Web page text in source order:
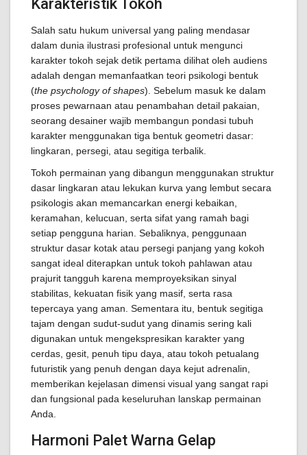
Karakteristik Tokoh
Salah satu hukum universal yang paling mendasar
dalam dunia ilustrasi profesional untuk mengunci
karakter tokoh sejak detik pertama dilihat oleh audiens
adalah dengan memanfaatkan teori psikologi bentuk
(the psychology of shapes). Sebelum masuk ke dalam
proses pewarnaan atau penambahan detail pakaian,
seorang desainer wajib membangun pondasi tubuh
karakter menggunakan tiga bentuk geometri dasar:
lingkaran, persegi, atau segitiga terbalik.
Tokoh permainan yang dibangun menggunakan struktur
dasar lingkaran atau lekukan kurva yang lembut secara
psikologis akan memancarkan energi kebaikan,
keramahan, kelucuan, serta sifat yang ramah bagi
setiap pengguna harian. Sebaliknya, penggunaan
struktur dasar kotak atau persegi panjang yang kokoh
sangat ideal diterapkan untuk tokoh pahlawan atau
prajurit tangguh karena memproyeksikan sinyal
stabilitas, kekuatan fisik yang masif, serta rasa
tepercaya yang aman. Sementara itu, bentuk segitiga
tajam dengan sudut-sudut yang dinamis sering kali
digunakan untuk mengekspresikan karakter yang
cerdas, gesit, penuh tipu daya, atau tokoh petualang
futuristik yang penuh dengan daya kejut adrenalin,
memberikan kejelasan dimensi visual yang sangat rapi
dan fungsional pada keseluruhan lanskap permainan
Anda.
Harmoni Palet Warna Gelap